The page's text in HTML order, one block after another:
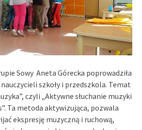
Sowy Aneta Górecka poprowadziła
szkoły i przedszkola. Temat
czyli „Aktywne słuchanie muzyki
Ta metoda aktywizująca, pozwala
ekspresję muzyczną i ruchową,